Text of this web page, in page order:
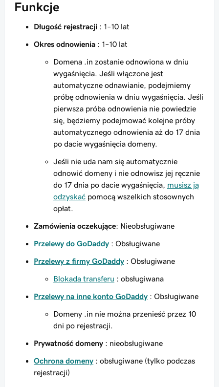
Funkcje
Długość rejestracji : 1–10 lat
Okres odnowienia : 1–10 lat
Domena .in zostanie odnowiona w dniu
wygaśnięcia. Jeśli włączone jest
automatyczne odnawianie, podejmiemy
próbę odnowienia w dniu wygaśnięcia. Jeśli
pierwsza próba odnowienia nie powiedzie
się, będziemy podejmować kolejne próby
automatycznego odnowienia aż do 17 dnia
po dacie wygaśnięcia domeny.
Jeśli nie uda nam się automatycznie
odnowić domeny i nie odnowisz jej ręcznie
do 17 dnia po dacie wygaśnięcia, musisz ją
odzyskać pomocą wszelkich stosownych
opłat.
Zamówienia oczekujące: Nieobsługiwane
Przelewy do GoDaddy : Obsługiwane
Przelewy z firmy GoDaddy : Obsługiwane
Blokada transferu : obsługiwana
Przelewy na inne konto GoDaddy : Obsługiwane
Domeny .in nie można przenieść przez 10
dni po rejestracji.
Prywatność domeny : nieobsługiwane
Ochrona domeny : obsługiwane (tylko podczas
rejestracji)